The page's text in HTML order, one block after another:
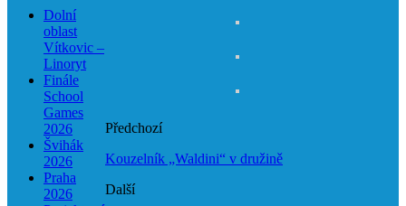
Dolní
oblast
Vítkovic –
Linoryt
Finále
School
Games
2026
Švihák
2026
Praha
2026
Předchozí
Kouzelník „Waldini“ v družině
Další